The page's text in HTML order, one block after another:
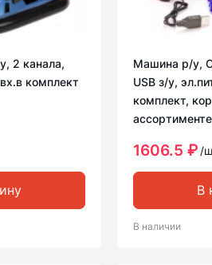
2 канала,
комплект
Машина р/у,
USB з/у,
комплект,
ассортименте
1606.5 ₽ /
В
В наличии